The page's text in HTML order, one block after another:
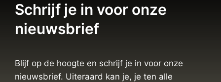
Schrijf je in voor onze
nieuwsbrief
Blijf op de hoogte en schrijf je in voor onze
nieuwsbrief. Uiteraard kan je, je ten alle